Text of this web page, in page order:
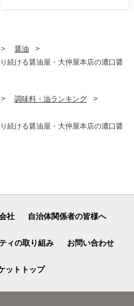
醤油
続ける醤油屋・大仲屋本店の濃口醤
調味料・油ランキング
続ける醤油屋・大仲屋本店の濃口醤
社 自治体関係者の皆様へ
ィの取り組み お問い合わせ
ットトップ